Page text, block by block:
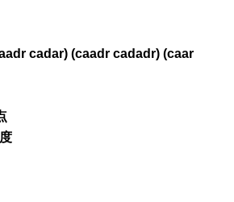
cadar) (caadr cadadr) (caar